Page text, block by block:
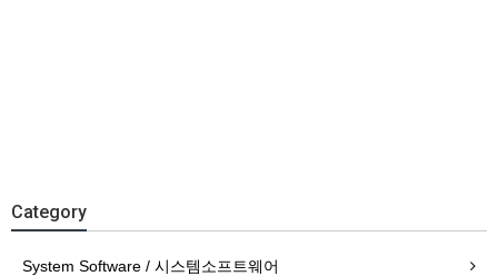
Category
System Software / 시스템소프트웨어